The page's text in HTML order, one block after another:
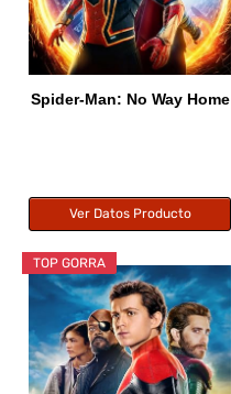
Spider-Man: No Way Home
Ver Datos Producto
TOP GORRA